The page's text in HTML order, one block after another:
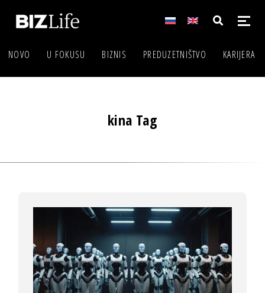
NOVO U FOKUSU BIZNIS PREDUZETNIŠTVO KARIJERA
kina Tag